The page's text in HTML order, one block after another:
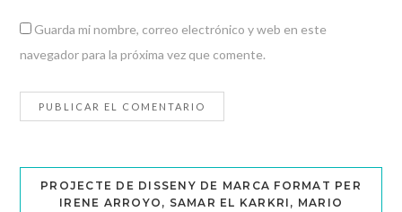
Guarda mi nombre, correo electrónico y web en este
navegador para la próxima vez que comente.
PROJECTE DE DISSENY DE MARCA FORMAT PER
IRENE ARROYO, SAMAR EL KARKRI, MARIO